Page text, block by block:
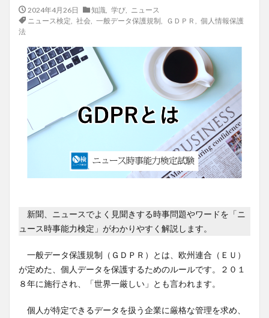
2024年4月26日 知識 学び
ニュース
ニュース検定
社会, 一般データ保護規制 ＧＤＰＲ
個人情報保護
法
新聞、ニュースでよく見聞きする時事問題やワードを「ニ
ュース時事能力検定」がわかりやすく解説します。
一般データ保護規制（ＧＤＰＲ）とは、欧州連合（ＥＵ）
が定めた、個人データを保護するためのルールです。２０１
８年に施行され、「世界一厳しい」とも言われます。
個人が特定できるデータを扱う企業に厳格な管理を求め、